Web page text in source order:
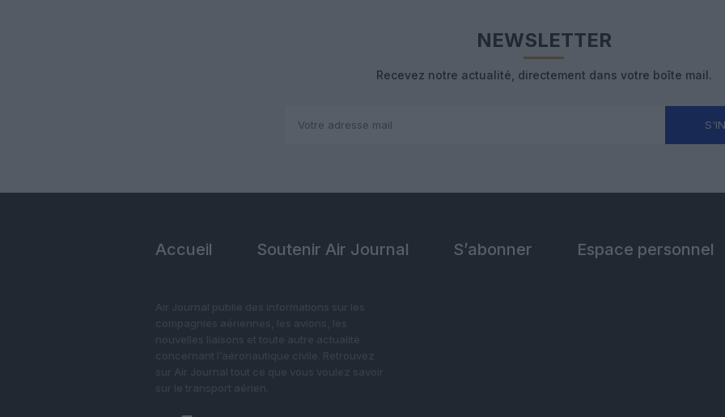
NEWSLETTER
Recevez notre actualité, directement dans votre boîte mail.
Accueil Soutenir Air Journal S’abonner Espace personnel